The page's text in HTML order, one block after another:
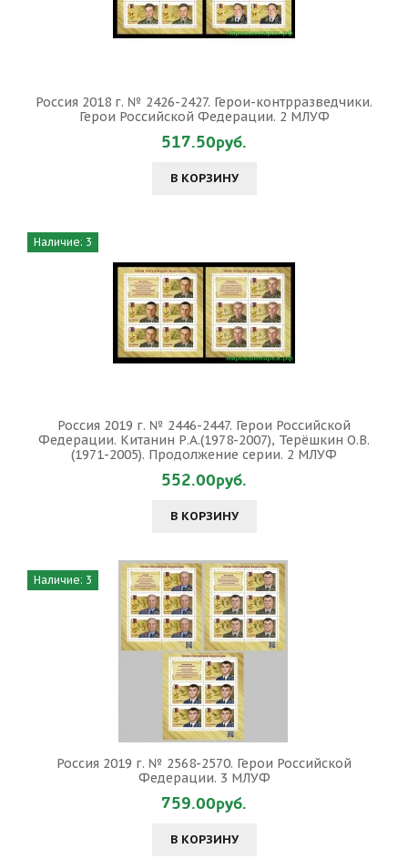
Россия 2018 г. № 2426-2427. Герои-контрразведчики.
Герои Российской Федерации. 2 МЛУФ
517.50руб.
В КОРЗИНУ
Наличие: 3
Россия 2019 г. № 2446-2447. Герои Российской
Федерации. Китанин Р.А.(1978-2007), Терёшкин О.В.
(1971-2005). Продолжение серии. 2 МЛУФ
552.00руб.
В КОРЗИНУ
Наличие: 3
Россия 2019 г. № 2568-2570. Герои Российской
Федерации. 3 МЛУФ
759.00руб.
В КОРЗИНУ